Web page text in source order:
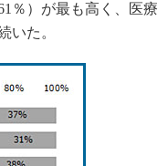
％）が最も高く、医療
いた。